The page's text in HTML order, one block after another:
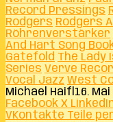
Record Pressings
Rodgers Rodgers
Röhrenverstärker
And Hart Song
Gatefold The Lady
Series Verve
Vocal Jazz West
Michael Haifl 16. Mai
Facebook X
VKontakte Teile